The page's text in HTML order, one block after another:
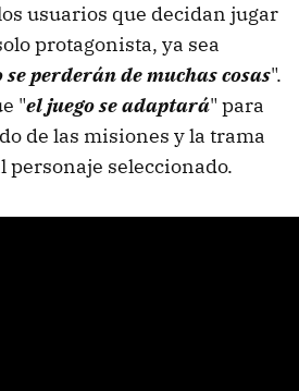
usuarios que decidan jugar
protagonista, ya sea
se perderán de muchas cosas".
"el juego se adaptará" para
de las misiones y la trama
personaje seleccionado.